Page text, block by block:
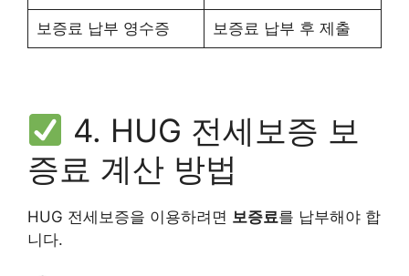
보증료 납부 영수증 보증료 납부 후 제출
4. HUG 전세보증 보
증료 계산 방법
HUG 전세보증을 이용하려면 보증료를 납부해야 합
니다.